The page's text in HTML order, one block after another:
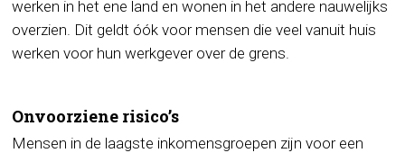
werken in het ene land en wonen in het andere nauwelijks
overzien. Dit geldt óók voor mensen die veel vanuit huis
werken voor hun werkgever over de grens.
Onvoorziene risico’s
Mensen in de laagste inkomensgroepen zijn voor een